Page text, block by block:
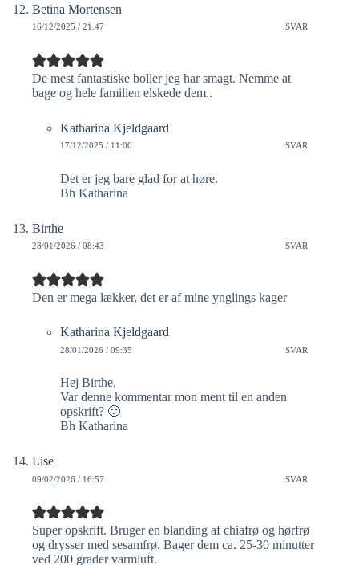
Betina Mortensen
16/12/2025 / 21:47 SVAR
De mest fantastiske boller jeg har smagt. Nemme at
bage og hele familien elskede dem..
Katharina Kjeldgaard
17/12/2025 / 11:00 SVAR
Det er jeg bare glad for at høre.
Bh Katharina
Birthe
28/01/2026 / 08:43 SVAR
Den er mega lækker, det er af mine ynglings kager
Katharina Kjeldgaard
28/01/2026 / 09:35 SVAR
Hej Birthe,
Var denne kommentar mon ment til en anden
opskrift? 🙂
Bh Katharina
Lise
09/02/2026 / 16:57 SVAR
Super opskrift. Bruger en blanding af chiafrø og hørfrø
og drysser med sesamfrø. Bager dem ca. 25-30 minutter
ved 200 grader varmluft.